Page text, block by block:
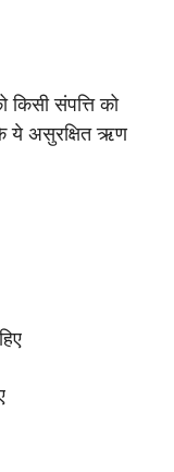
संपत्ति को
ये असुरक्षित ऋण